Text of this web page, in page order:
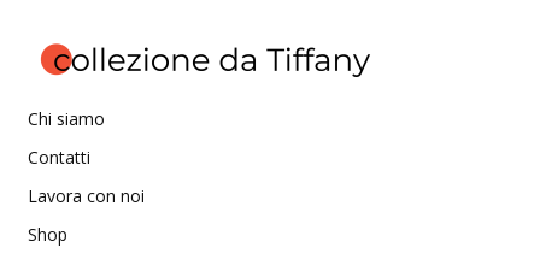
Chi siamo
Contatti
Lavora con noi
Shop